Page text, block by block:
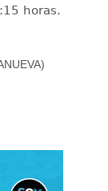
horas.